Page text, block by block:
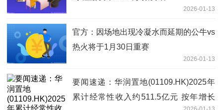
2026-01-13
官方：因场地出现冷凝水而延期的公牛vs
热火将于1月30日重赛
2026-01-13
要闻速递：华润置地(01109.HK)2025年
累计经常性收入约511.5亿元 按年增长